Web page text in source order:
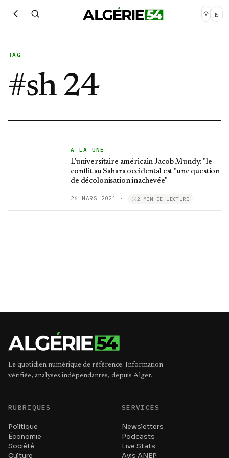
ع
TAG
#sh 24
A LA UNE
L'universitaire américain Jacob Mundy: "le
conflit au Sahara occidental est "une question
de décolonisation inachevée"
26 MARS 2021 · 2 MIN DE LECTURE
Le quotidien numérique de référence. Information
vérifiée, analyses indépendantes, depuis Alger.
RUBRIQUES
Politique
Économie
Société
Culture
SERVICES
Newsletters
Podcasts
Live Stats
Avis ANEP